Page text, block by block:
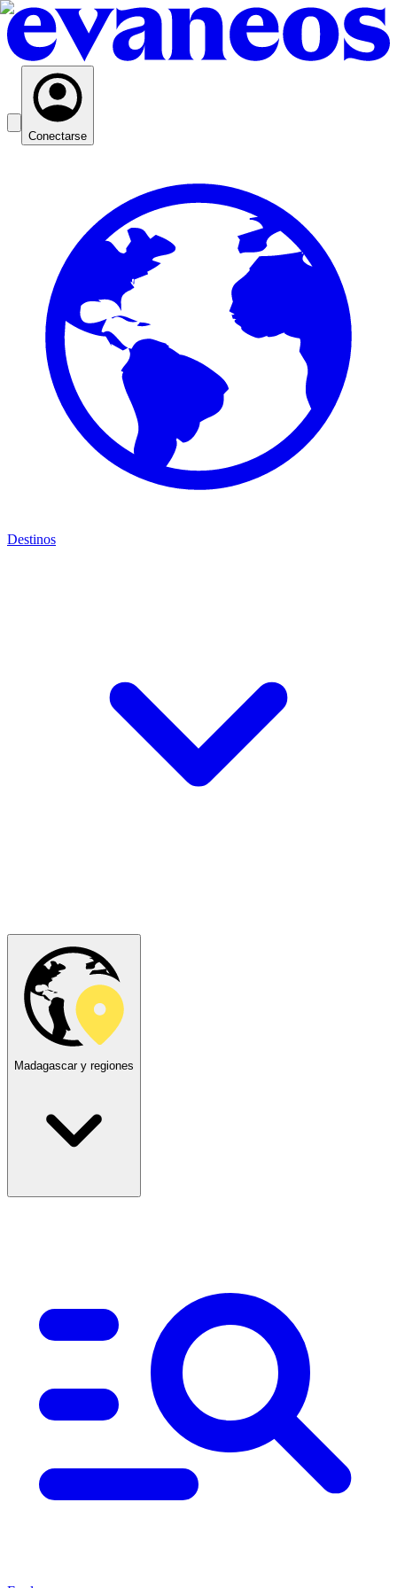
Conectarse
Destinos
Madagascar y regiones